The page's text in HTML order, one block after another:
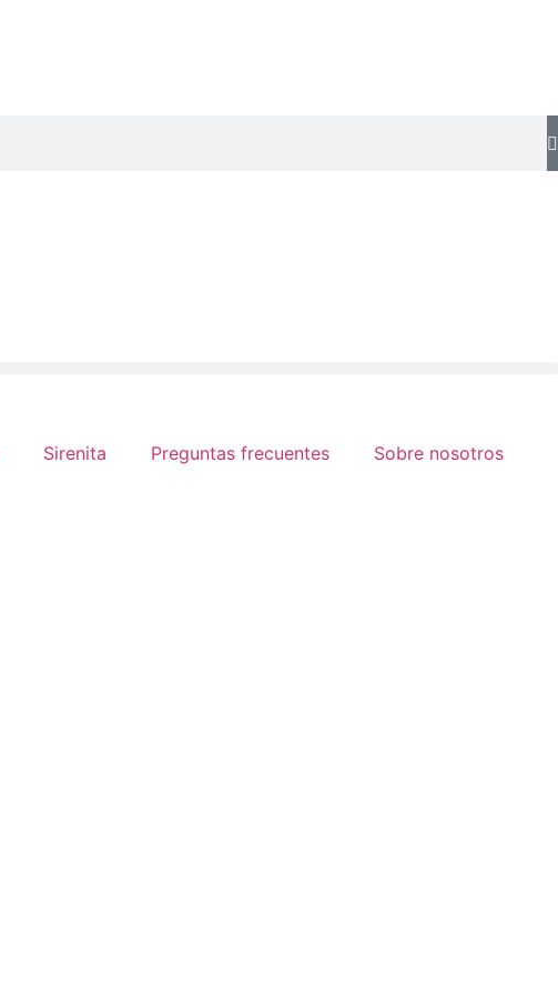
Sirenita Preguntas frecuentes Sobre nosotros